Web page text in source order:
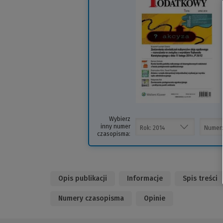
Wybierz
inny numer
czasopisma:
Opis publikacji Informacje Spis treści
Numery czasopisma Opinie